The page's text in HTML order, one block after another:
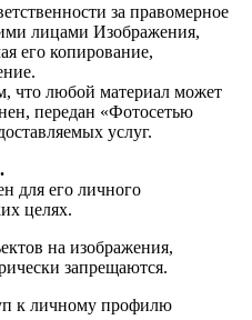
за правомерное
лицами Изображения,
его копирование,
что любой материал может
передан «Фотосетью
услуг.
для его личного
целях.
на изображения,
запрещаются.
к личному профилю